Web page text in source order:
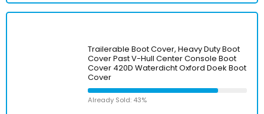
Trailerable Boot Cover, Heavy Duty Boot
Cover Past V-Hull Center Console Boot
Cover 420D Waterdicht Oxford Doek Boot
Cover
Already Sold: 43%